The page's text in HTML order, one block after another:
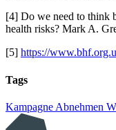
[4] Do we need to think
health risks? Mark A.
[5] https://
Tags
Kampagne Abnehmen